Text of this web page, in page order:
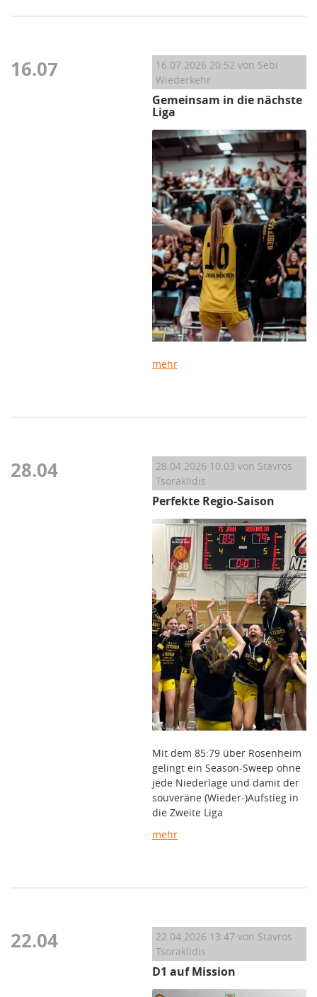
16.07 16.07.2026 20:52 von Sebi
Wiederkehr
Gemeinsam in die nächste
Liga
mehr
28.04 28.04.2026 10:03 von Stavros
Tsoraklidis
Perfekte Regio-Saison
Mit dem 85:79 über Rosenheim
gelingt ein Season-Sweep ohne
jede Niederlage und damit der
souveräne (Wieder-)Aufstieg in
die Zweite Liga
mehr
22.04 22.04.2026 13:47 von Stavros
Tsoraklidis
D1 auf Mission